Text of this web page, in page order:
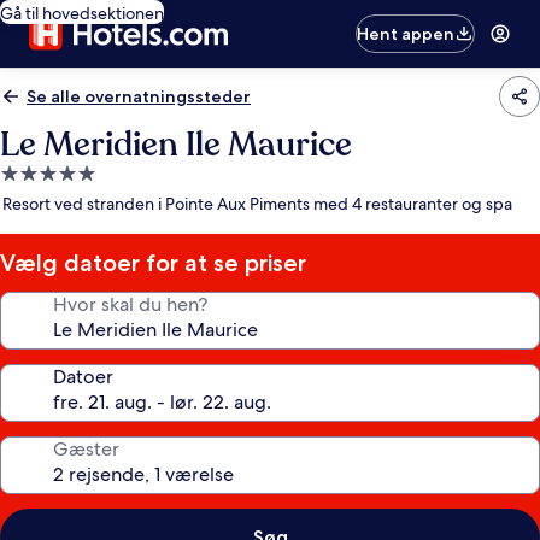
Gå til hovedsektionen
Hent appen
Se alle overnatningssteder
Le Meridien Ile Maurice
5.0-
stjernet
Resort ved stranden i Pointe Aux Piments med 4 restauranter og spa
Vælg datoer for at se priser
Hvor skal du hen?
Datoer
Gæster